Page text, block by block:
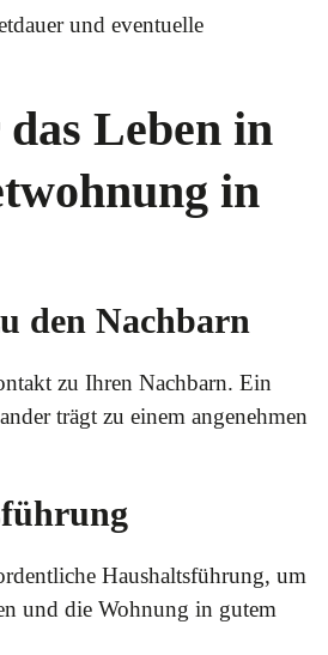
und eventuelle
Leben in
in
den Nachbarn
zu Ihren Nachbarn. Ein
trägt zu einem angenehmen
Haushaltsführung, um
und die Wohnung in gutem